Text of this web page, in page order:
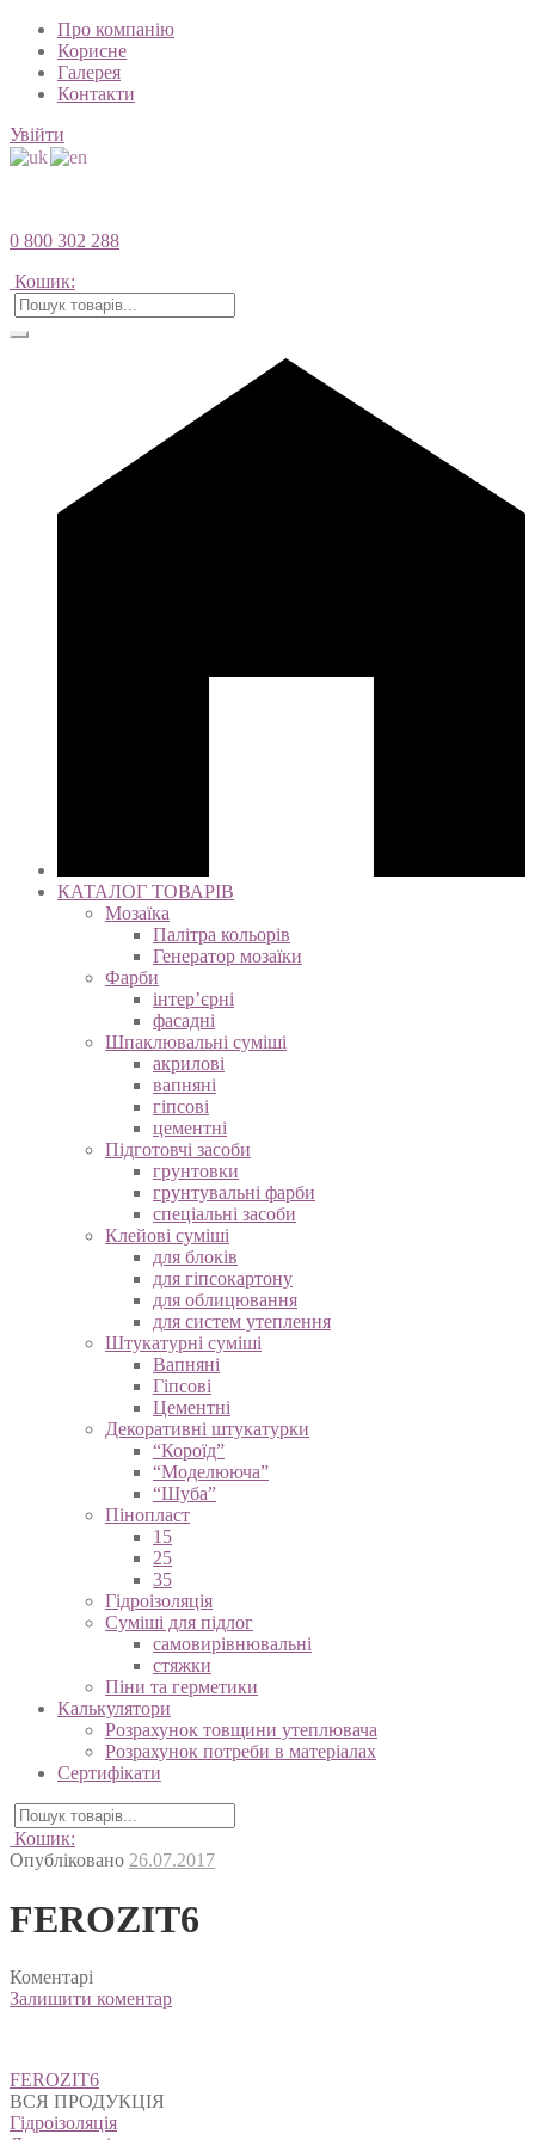
Про компанію
Корисне
Галерея
Контакти
Увійти
0 800 302 288
Кошик:
КАТАЛОГ ТОВАРІВ
Мозаїка
Палітра кольорів
Генератор мозаїки
Фарби
інтер’єрні
фасадні
Шпаклювальні суміші
акрилові
вапняні
гіпсові
цементні
Підготовчі засоби
грунтовки
грунтувальні фарби
спеціальні засоби
Клейові суміші
для блоків
для гіпсокартону
для облицювання
для систем утеплення
Штукатурні суміші
Вапняні
Гіпсові
Цементні
Декоративні штукатурки
“Короїд”
“Моделююча”
“Шуба”
Пінопласт
15
25
35
Гідроізоляція
Суміші для підлог
самовирівнювальні
стяжки
Піни та герметики
Калькулятори
Розрахунок товщини утеплювача
Розрахунок потреби в матеріалах
Сертифікати
Кошик:
Опубліковано 26.07.2017
FEROZIT6
Коментарі
Залишити коментар
Навігація
записів
FEROZIT6
ВСЯ ПРОДУКЦІЯ
Гідроізоляція